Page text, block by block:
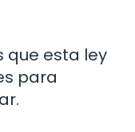
que esta ley
para